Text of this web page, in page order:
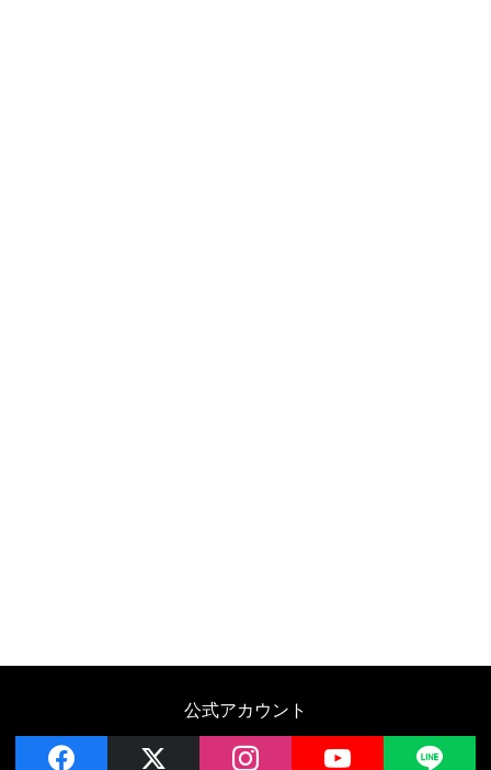
公式アカウント
facebook instagram YouTube